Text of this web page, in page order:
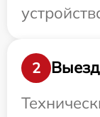
2